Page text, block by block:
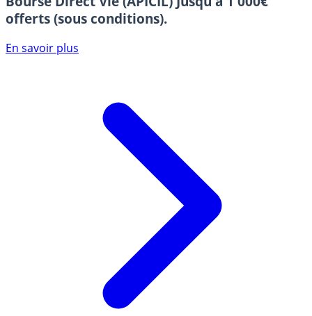
offerts (sous conditions).
En savoir plus